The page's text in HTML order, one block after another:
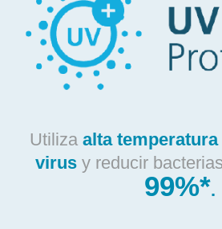
Utiliza alta temperatura
virus y reducir bacterias
99%*.